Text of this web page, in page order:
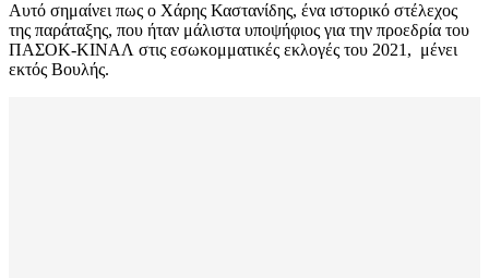
Αυτό σημαίνει πως ο Χάρης Καστανίδης, ένα ιστορικό στέλεχος
της παράταξης, που ήταν μάλιστα υποψήφιος για την προεδρία του
ΠΑΣΟΚ-ΚΙΝΑΛ στις εσωκομματικές εκλογές του 2021, μένει
εκτός Βουλής.